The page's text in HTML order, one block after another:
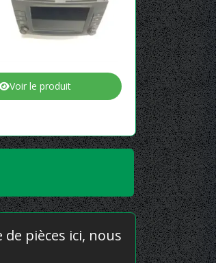
Voir le produit
pièces ici, nous